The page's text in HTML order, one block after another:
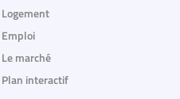
Logement
Emploi
Le marché
Plan interactif